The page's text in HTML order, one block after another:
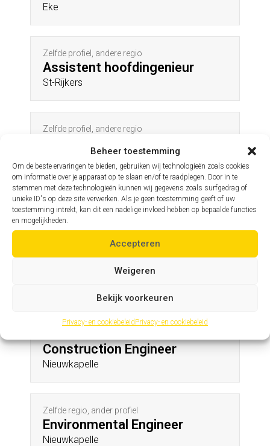
Beheer toestemming
Om de beste ervaringen te bieden, gebruiken wij technologieën zoals cookies
om informatie over je apparaat op te slaan en/of te raadplegen. Door in te
stemmen met deze technologieën kunnen wij gegevens zoals surfgedrag of
unieke ID's op deze site verwerken. Als je geen toestemming geeft of uw
toestemming intrekt, kan dit een nadelige invloed hebben op bepaalde functies
en mogelijkheden.
Accepteren
Weigeren
Bekijk voorkeuren
Privacy- en cookiebeleidPrivacy- en cookiebeleid
Eke
Zelfde profiel, andere regio
Assistent hoofdingenieur
St-Rijkers
Zelfde profiel, andere regio
Grote-Brogel
Zelfde profiel, andere regio
Assistent hoofdingenieur
Neerlinter
Andere profielen in deze regio
Construction Engineer
Nieuwkapelle
Zelfde regio, ander profiel
Environmental Engineer
Nieuwkapelle